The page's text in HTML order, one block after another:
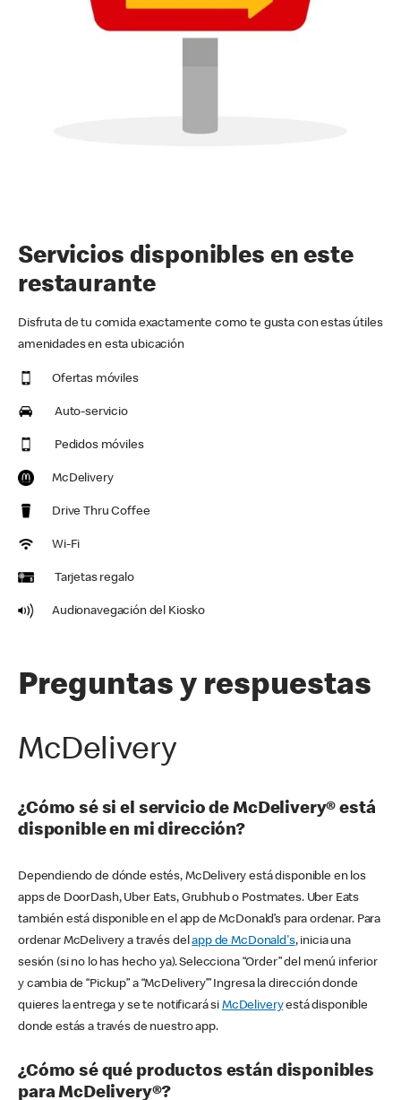
Servicios disponibles en este
restaurante
Disfruta de tu comida exactamente como te gusta con estas útiles
amenidades en esta ubicación
Ofertas móviles
Auto-servicio
Pedidos móviles
McDelivery
Drive Thru Coffee
Wi-Fi
Tarjetas regalo
Audionavegación del Kiosko
Preguntas y respuestas
McDelivery
¿Cómo sé si el servicio de McDelivery® está
disponible en mi dirección?
Dependiendo de dónde estés, McDelivery está disponible en los
apps de DoorDash, Uber Eats, Grubhub o Postmates. Uber Eats
también está disponible en el app de McDonald’s para ordenar. Para
ordenar McDelivery a través delapp de McDonald's, inicia una
sesión (si no lo has hecho ya). Selecciona “Order” del menú inferior
y cambia de “Pickup” a “McDelivery’” Ingresa la dirección donde
quieres la entrega y se te notificará si McDeliveryestá disponible
donde estás a través de nuestro app.
¿Cómo sé qué productos están disponibles
para McDelivery®?